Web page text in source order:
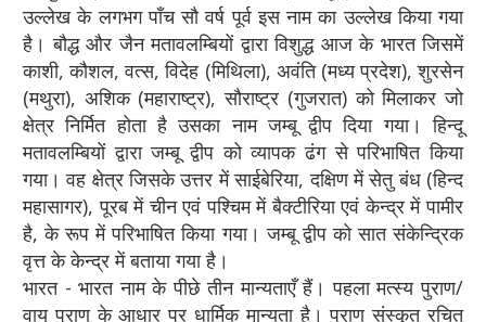
उल्लेख के लगभग पाँच सौ वर्ष पूर्व इस नाम का उल्लेख किया गया
है। बौद्ध और जैन मतावलम्बियों द्वारा विशुद्ध आज के भारत जिसमें
काशी, कौशल, वत्स, विदेह (मिथिला), अवंति (मध्य प्रदेश), शुरसेन
(मथुरा), अशिक (महाराष्ट्र), सौराष्ट्र (गुजरात) को मिलाकर जो
क्षेत्र निर्मित होता है उसका नाम जम्बू द्वीप दिया गया। हिन्दू
मतावलम्बियों द्वारा जम्बू द्वीप को व्यापक ढंग से परिभाषित किया
गया। वह क्षेत्र जिसके उत्तर में साईबेरिया, दक्षिण में सेतु बंध (हिन्द
महासागर), पूरब में चीन एवं पश्चिम में बैक्टीरिया एवं केन्द्र में पामीर
है, के रूप में परिभाषित किया गया। जम्बू द्वीप को सात संकेन्द्रिक
वृत्त के केन्द्र में बताया गया है।
भारत - भारत नाम के पीछे तीन मान्यताएँ हैं। पहला मत्स्य पुराण/
वायु पुराण के आधार पर धार्मिक मान्यता है। पुराण संस्कृत रचित